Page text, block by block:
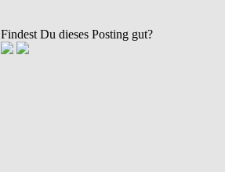
Findest Du dieses Posting gut?